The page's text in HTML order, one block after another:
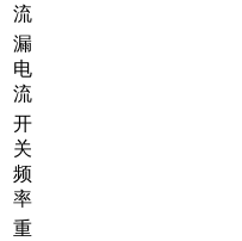
流
漏
电
流
开
关
频
率
重